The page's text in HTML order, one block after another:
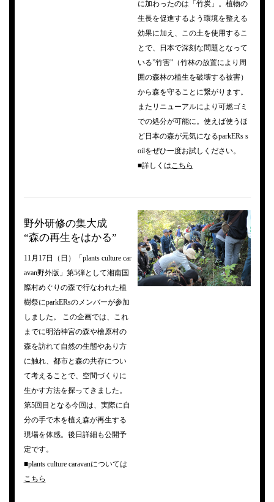
に加わったのは「竹炭」。植物の
生長を促進するよう環境を整える
効果に加え、この土を使用するこ
とで、日本で深刻な問題となって
いる”竹害”（竹林の放置により周
囲の森林の植生を破壊する被害）
から森を守ることに繋がります。
またリニューアルにより可燃ゴミ
での処分が可能に。使えば使うほ
ど日本の森が元気になるparkERs s
oilをぜひ一度お試しください。
■詳しくはこちら
野外研修の集大成
“森の再生をはかる”
11月17日（日）「plants culture car
avan野外版」第5弾として湘南国
際村めぐりの森で行なわれた植
樹祭にparkERsのメンバーが参加
しました。 この企画では、これ
までに明治神宮の森や檜原村の
森を訪れて自然の生態やあり方
に触れ、都市と森の共存につい
て考えることで、空間づくりに
生かす方法を探ってきました。
第5回目となる今回は、実際に自
分の手で木を植え森が再生する
現場を体感。後日詳細も公開予
定です。
■plants culture caravanについては
こちら